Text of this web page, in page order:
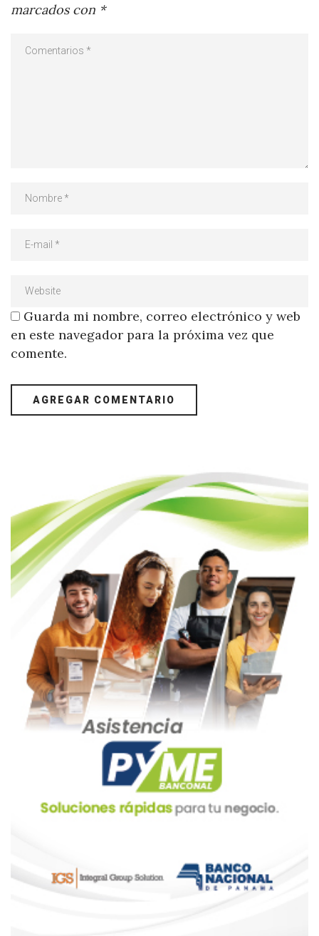
marcados con *
Guarda mi nombre, correo electrónico y web
en este navegador para la próxima vez que
comente.